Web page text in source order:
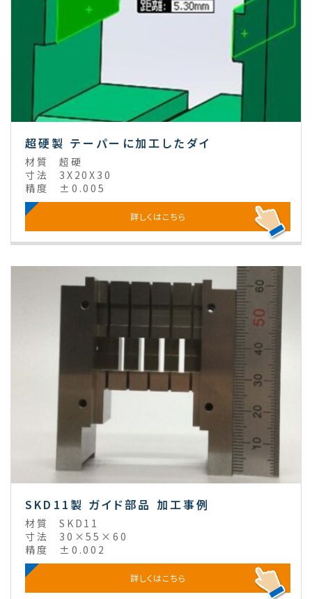
超硬製 テーパーに加工したダイ
材質
超硬
寸法
3X20X30
精度
±0.005
詳しくはこちら
SKD11製 ガイド部品 加工事例
材質
SKD11
寸法
30×55×60
精度
±0.002
詳しくはこちら